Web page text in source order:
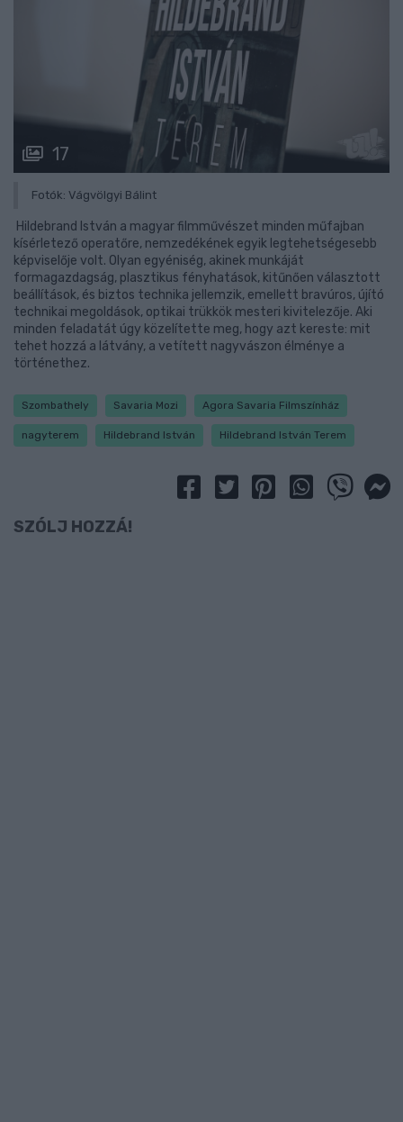
17
Fotók: Vágvölgyi Bálint
Hildebrand István a magyar filmművészet minden műfajban
kísérletező operatőre, nemzedékének egyik legtehetségesebb
képviselője volt. Olyan egyéniség, akinek munkáját
formagazdagság, plasztikus fényhatások, kitűnően választott
beállítások, és biztos technika jellemzik, emellett bravúros, újító
technikai megoldások, optikai trükkök mesteri kivitelezője. Aki
minden feladatát úgy közelítette meg, hogy azt kereste: mit
tehet hozzá a látvány, a vetített nagyvászon élménye a
történethez.
Szombathely Savaria Mozi Agora Savaria Filmszínház
nagyterem Hildebrand István Hildebrand István Terem
SZÓLJ HOZZÁ!